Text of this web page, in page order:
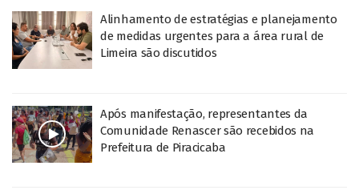
Alinhamento de estratégias e planejamento
de medidas urgentes para a área rural de
Limeira são discutidos
Após manifestação, representantes da
Comunidade Renascer são recebidos na
Prefeitura de Piracicaba